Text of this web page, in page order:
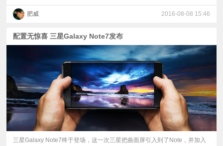
肥威 2016-08-08 15:46
配置无惊喜 三星Galaxy Note7发布
三星Galaxy Note7终于登场，这一次三星把曲面屏引入到了Note，并加入